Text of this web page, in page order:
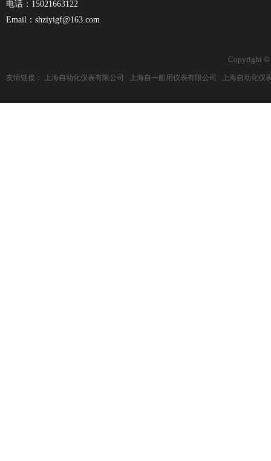
电话：15021663122
Email：shziyigf@163.com
Copyright ©
友情链接： 上海自动化仪表有限公司 上海自一船用仪表有限公司 上海自动化仪